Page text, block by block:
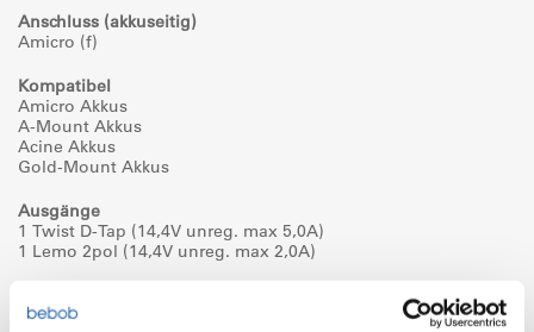
Anschluss (akkuseitig)
Amicro (f)
Kompatibel
Amicro Akkus
A-Mount Akkus
Acine Akkus
Gold-Mount Akkus
Ausgänge
1 Twist D-Tap (14,4V unreg. max 5,0A)
1 Lemo 2pol (14,4V unreg. max 2,0A)
78g